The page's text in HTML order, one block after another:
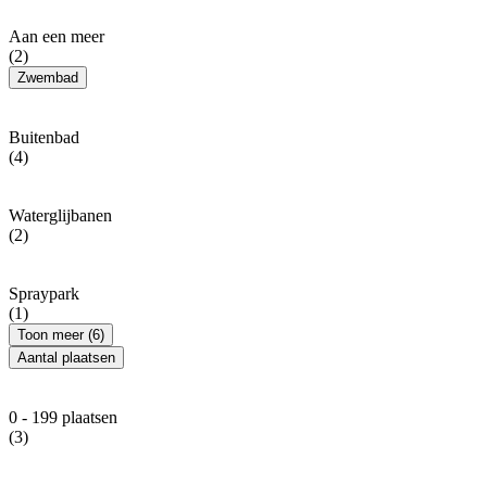
Aan een meer
(2)
Zwembad
Buitenbad
(4)
Waterglijbanen
(2)
Spraypark
(1)
Toon meer (6)
Aantal plaatsen
0 - 199 plaatsen
(3)